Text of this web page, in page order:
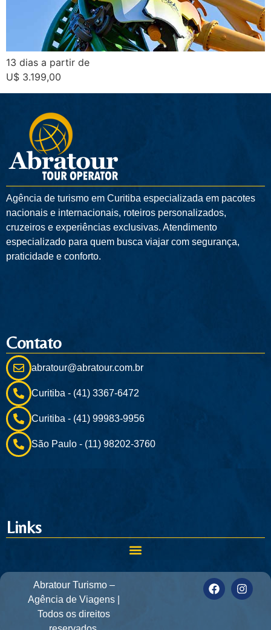
13 dias a partir de
U$ 3.199,00
Agência de turismo em Curitiba especializada em pacotes
nacionais e internacionais, roteiros personalizados,
cruzeiros e experiências exclusivas. Atendimento
especializado para quem busca viajar com segurança,
praticidade e conforto.
Contato
abratour@abratour.com.br
Curitiba - (41) 3367-6472
Curitiba - (41) 99983-9956
São Paulo - (11) 98202-3760
Links
Abratour Turismo –
Agência de Viagens |
Todos os direitos